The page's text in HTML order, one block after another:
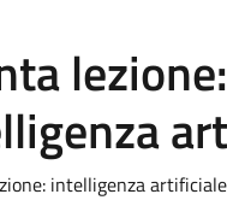
lezione:
intelligenza